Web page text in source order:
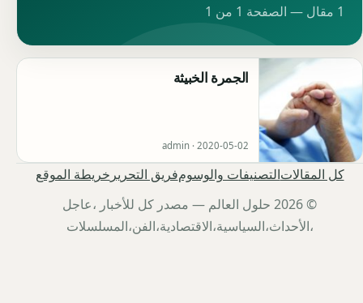
1 مقال — الصفحة 1 من 1
الجمرة الخبيثة
admin · 2020-05-02
كل المقالاتالتصنيفات والوسومفريق التحرير خريطة الموقع
© 2026 حلول العالم — مصدر كل للأخبار ،عاجل
،الأحداث،السياسية،الاقتصادية،الفن،المسلسلات